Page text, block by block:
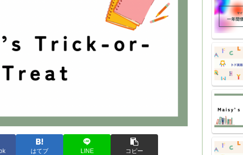
はてブ LINE コピー